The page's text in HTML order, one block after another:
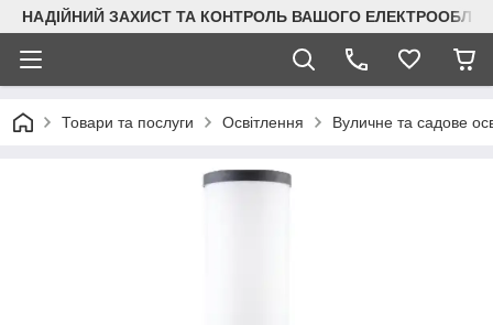
НАДІЙНИЙ ЗАХИСТ ТА КОНТРОЛЬ ВАШОГО
Товари та послуги Освітлення Вуличне та садове